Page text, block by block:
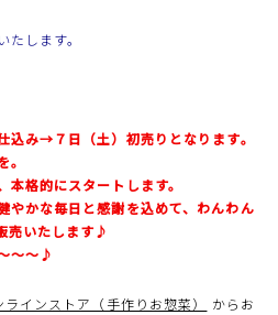
します。
み→７日（土）初売りとなります。
格的にスタートします。
やかな毎日と感謝を込めて、わんわん
売いたします♪
〜〜♪
ラインストア（手作りお惣菜）
からお